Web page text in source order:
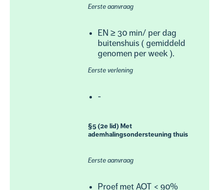
Eerste aanvraag
EN ≥ 30 min/ per dag
buitenshuis ( gemiddeld
genomen per week ).
Eerste verlening
-
§5 (2e lid) Met
ademhalingsondersteuning thuis
Eerste aanvraag
Proef met AOT < 90%